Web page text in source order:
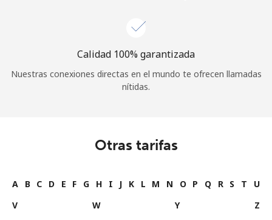
Calidad 100% garantizada
Nuestras conexiones directas en el mundo te ofrecen llamadas
nítidas.
Otras tarifas
A B C D E F G H I J K L M N O P Q R S T
U
V
W Y Z